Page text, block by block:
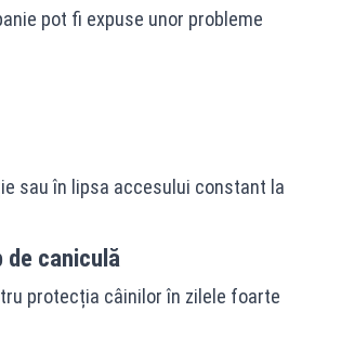
pot fi expuse unor probleme
sau în lipsa accesului constant la
caniculă
protecția câinilor în zilele foarte